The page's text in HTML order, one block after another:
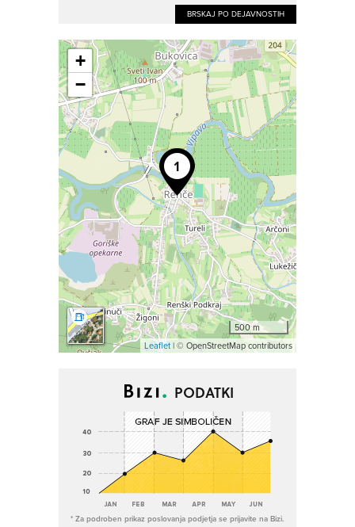
BRSKAJ PO DEJAVNOSTIH
+
−
500 m
Leaflet| © OpenStreetMap contributors
PODATKI
* Za podroben prikaz poslovanja podjetja se prijavite na Bizi.